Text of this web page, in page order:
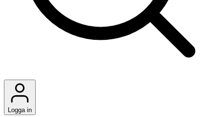
Logga in